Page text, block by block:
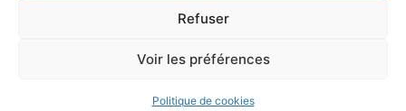
Refuser
Voir les préférences
Politique de cookies
globeputters@outlook.fr